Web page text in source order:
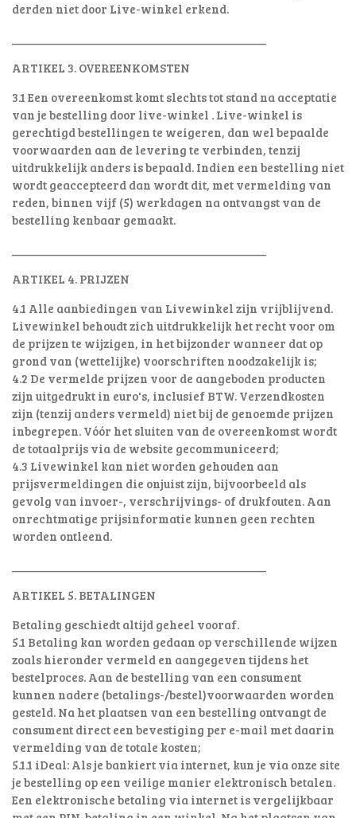
derden niet door Live-winkel erkend.
ARTIKEL 3. OVEREENKOMSTEN
3.1 Een overeenkomst komt slechts tot stand na acceptatie
van je bestelling door live-winkel . Live-winkel is
gerechtigd bestellingen te weigeren, dan wel bepaalde
voorwaarden aan de levering te verbinden, tenzij
uitdrukkelijk anders is bepaald. Indien een bestelling niet
wordt geaccepteerd dan wordt dit, met vermelding van
reden, binnen vijf (5) werkdagen na ontvangst van de
bestelling kenbaar gemaakt.
ARTIKEL 4. PRIJZEN
4.1 Alle aanbiedingen van Livewinkel zijn vrijblijvend.
Livewinkel behoudt zich uitdrukkelijk het recht voor om
de prijzen te wijzigen, in het bijzonder wanneer dat op
grond van (wettelijke) voorschriften noodzakelijk is;
4.2 De vermelde prijzen voor de aangeboden producten
zijn uitgedrukt in euro's, inclusief BTW. Verzendkosten
zijn (tenzij anders vermeld) niet bij de genoemde prijzen
inbegrepen. Vóór het sluiten van de overeenkomst wordt
de totaalprijs via de website gecommuniceerd;
4.3 Livewinkel kan niet worden gehouden aan
prijsvermeldingen die onjuist zijn, bijvoorbeeld als
gevolg van invoer-, verschrijvings- of drukfouten. Aan
onrechtmatige prijsinformatie kunnen geen rechten
worden ontleend.
ARTIKEL 5. BETALINGEN
Betaling geschiedt altijd geheel vooraf.
5.1 Betaling kan worden gedaan op verschillende wijzen
zoals hieronder vermeld en aangegeven tijdens het
bestelproces. Aan de bestelling van een consument
kunnen nadere (betalings-/bestel)voorwaarden worden
gesteld. Na het plaatsen van een bestelling ontvangt de
consument direct een bevestiging per e-mail met daarin
vermelding van de totale kosten;
5.1.1 iDeal: Als je bankiert via internet, kun je via onze site
je bestelling op een veilige manier elektronisch betalen.
Een elektronische betaling via internet is vergelijkbaar